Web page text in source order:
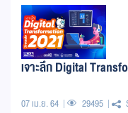
เจาะลึก Digital
07 เม.ย. 64 29495